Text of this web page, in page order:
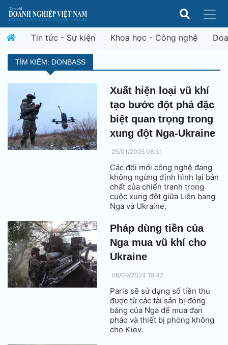
Tin tức - Sự kiện Khoa học - Công nghệ
TÌM KIẾM: DONBASS
Xuất hiện loại vũ khí
tạo bước đột phá đặc
biệt quan trọng trong
xung đột Nga-Ukraine
25/01/2025 08:31
Các đổi mới công nghệ đang
không ngừng định hình lại bản
chất của chiến tranh trong
cuộc xung đột giữa Liên bang
Nga và Ukraine.
Pháp dùng tiền của
Nga mua vũ khí cho
Ukraine
08/09/2024 19:42
Paris sẽ sử dụng số tiền thu
được từ các tài sản bị đóng
băng của Nga để mua đạn
pháo và thiết bị phòng không
cho Kiev.